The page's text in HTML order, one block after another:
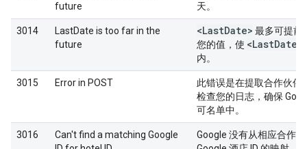
future
天。
3014
LastDate is too far in the
future
<LastDate> 最多可提前
您的值，使 <LastDate>
内。
3015 Error in POST
此错误是在提取合作伙伴
检查您的日志，确保
可名单中。
3016
Can't find a matching Google
Google 没有从相应合作